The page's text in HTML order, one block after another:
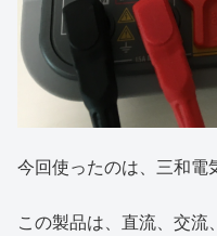
今回使ったのは、三和電
この製品は、直流、交流